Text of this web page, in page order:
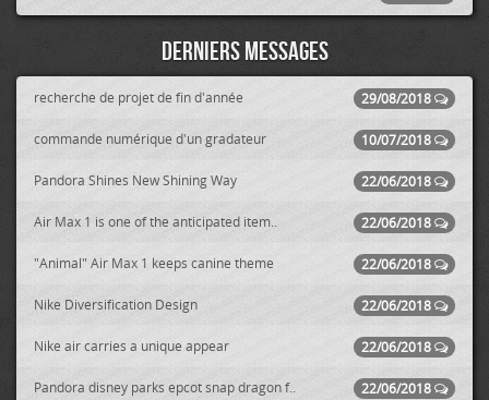
Derniers messages
29/08/2018
recherche de projet de fin d'année
10/07/2018
commande numérique d'un gradateur
22/06/2018
Pandora Shines New Shining Way
22/06/2018
Air Max 1 is one of the anticipated item..
22/06/2018
"Animal" Air Max 1 keeps canine theme
22/06/2018
Nike Diversification Design
22/06/2018
Nike air carries a unique appear
22/06/2018
Pandora disney parks epcot snap dragon f..